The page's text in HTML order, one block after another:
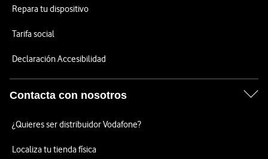
Repara tu dispositivo
Tarifa social
Declaración Accesibilidad
Contacta con nosotros
¿Quieres ser distribuidor Vodafone?
Localiza tu tienda física